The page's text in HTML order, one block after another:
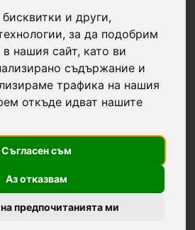
и други,
за да подобрим
нашия сайт, като ви
съдържание и
трафика на нашия
откъде идват нашите
Съгласен съм
Аз отказвам
предпочитанията ми